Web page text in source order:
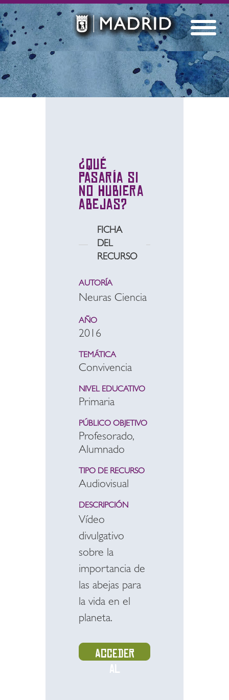
¿Qué
pasaría si
no hubiera
abejas?
FICHA
DEL
RECURSO
AUTORÍA
Neuras Ciencia
AÑO
2016
TEMÁTICA
Convivencia
NIVEL EDUCATIVO
Primaria
PÚBLICO OBJETIVO
Profesorado,
Alumnado
TIPO DE RECURSO
Audiovisual
DESCRIPCIÓN
Vídeo
divulgativo
sobre la
importancia de
las abejas para
la vida en el
planeta.
Acceder
al